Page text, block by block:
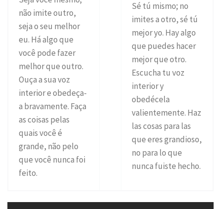
não imite outro,
seja o seu melhor
eu. Há algo que
você pode fazer
melhor que outro.
Ouça a sua voz
interior e obedeça-
a bravamente. Faça
as coisas pelas
quais você é
grande, não pelo
que você nunca foi
feito.
Sé tú mismo; no
imites a otro, sé tú
mejor yo. Hay algo
que puedes hacer
mejor que otro.
Escucha tu voz
interior y
obedécela
valientemente. Haz
las cosas para las
que eres grandioso,
no para lo que
nunca fuiste hecho.